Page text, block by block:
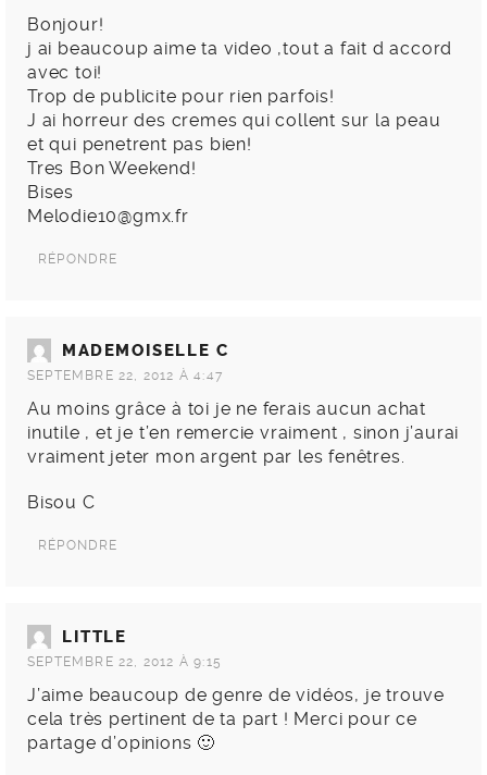
Bonjour!
j ai beaucoup aime ta video ,tout a fait d accord
avec toi!
Trop de publicite pour rien parfois!
J ai horreur des cremes qui collent sur la peau
et qui penetrent pas bien!
Tres Bon Weekend!
Bises
Melodie10@gmx.fr
RÉPONDRE
MADEMOISELLE C
SEPTEMBRE 22, 2012 À 4:47
Au moins grâce à toi je ne ferais aucun achat
inutile , et je t’en remercie vraiment , sinon j’aurai
vraiment jeter mon argent par les fenêtres.
Bisou C
RÉPONDRE
LITTLE
SEPTEMBRE 22, 2012 À 9:15
J’aime beaucoup de genre de vidéos, je trouve
cela très pertinent de ta part ! Merci pour ce
partage d’opinions 🙂